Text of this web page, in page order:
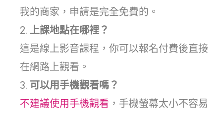
我的商家，申請是完全免費的。
上課地點在哪裡？
這是線上影音課程，你可以報名付費後直接
在網路上觀看。
可以用手機觀看嗎？
不建議使用手機觀看 ，手機螢幕太小不容易